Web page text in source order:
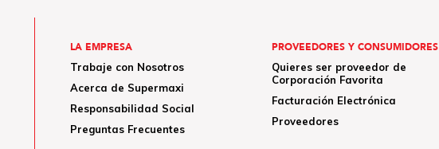
LA EMPRESA
Trabaje con Nosotros
Acerca de Supermaxi
Responsabilidad Social
Preguntas Frecuentes
PROVEEDORES Y CONSUMIDORES
Quieres ser proveedor de
Corporación Favorita
Facturación Electrónica
Proveedores